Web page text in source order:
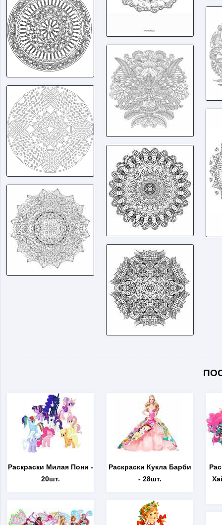
Раскраски Милая Пони -
20шт.
Раскраски Кукла Барби
- 28шт.